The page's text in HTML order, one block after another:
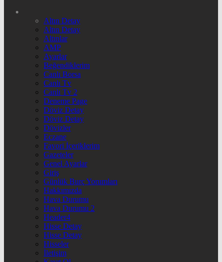
Altın Detay
Altın Detay
Altınlar
AMP
Ayarlar
Beğendiklerim
Canlı Borsa
Canlı Tv
Canlı Tv 2
Deneme Page
Döviz Detay
Döviz Detay
Dövizler
Eczane
Favori İçeriklerim
Gazeteler
Genel Ayarlar
Giriş
Günlük Burç Yorumları
Hakkımızda
Hava Durumu
Hava Durumu 2
Header4
Hisse Detay
Hisse Detay
Hisseler
İletişim